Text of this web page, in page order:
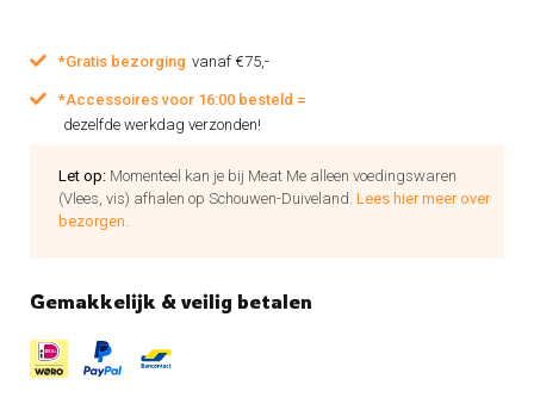
*Gratis bezorging vanaf €75,-
*Accessoires voor 16:00 besteld =
dezelfde werkdag verzonden!
Let op: Momenteel kan je bij Meat Me alleen voedingswaren
(Vlees, vis) afhalen op Schouwen-Duiveland. Lees hier meer over
bezorgen.
Gemakkelijk & veilig betalen